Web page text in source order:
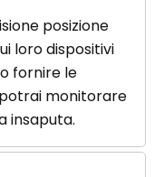
posizione
loro dispositivi
fornire le
monitorare
insaputa.